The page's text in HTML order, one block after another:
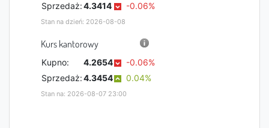
filipińskie
azerbejdżańsk
i
Dinar
Dolar
ki
Won
oreański
indonezyjska
meksykańskie
Dolar
Sprzedaż:4.3414 -0.06%
Stan na dzień: 2026-08-08
Kurs kantorowy
Kupno: 4.2654
-0.06%
Sprzedaż:4.3454 0.04%
Stan na: 2026-08-07 23:00